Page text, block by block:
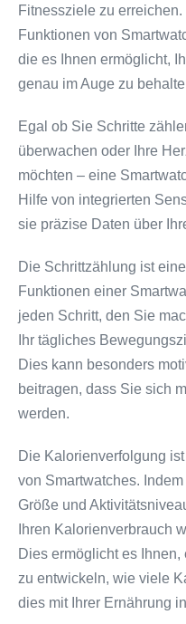
Fitnessziele zu
Funktionen von
die es Ihnen ermöglicht,
genau im Auge zu
Egal ob Sie Schritte
überwachen oder Ihre
möchten – eine
Hilfe von integrierten
sie präzise Daten über
Die Schrittzählung ist
Funktionen einer
jeden Schritt, den Sie
Ihr tägliches
Dies kann besonders
beitragen, dass Sie sich
werden.
Die Kalorienverfolgung
von Smartwatches.
Größe und
Ihren Kalorienverbrauch
Dies ermöglicht es
zu entwickeln, wie viele
dies mit Ihrer Ernährung